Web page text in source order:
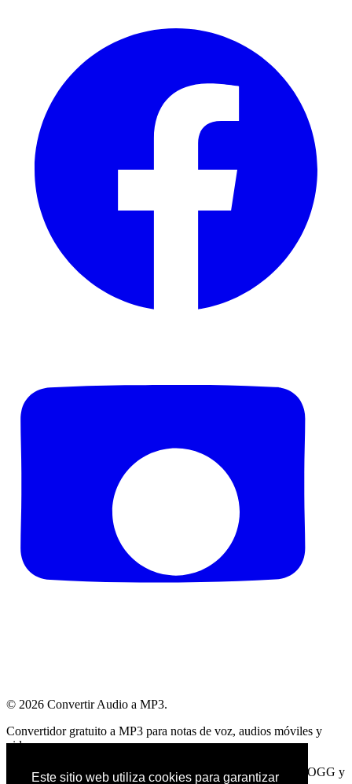
Este sitio web utiliza cookies para garantizar
© 2026 Convertir Audio a MP3.
Convertidor gratuito a MP3 para notas de voz, audios móviles y
videos.
Compatible con WhatsApp, Telegram, OPUS, AMR, M4A, OGG y